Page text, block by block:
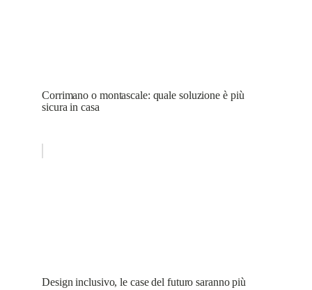
Corrimano o montascale: quale soluzione è più
sicura in casa
Design inclusivo, le case del futuro saranno più